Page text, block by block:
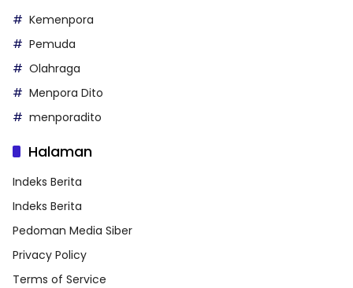
Kemenpora
Pemuda
Olahraga
Menpora Dito
menporadito
Halaman
Indeks Berita
Indeks Berita
Pedoman Media Siber
Privacy Policy
Terms of Service